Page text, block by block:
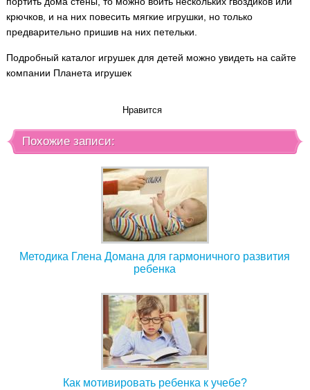
крючков, и на них повесить мягкие игрушки, но только
предварительно пришив на них петельки.
Подробный каталог игрушек для детей можно увидеть на сайте
компании Планета игрушек
Нравится
Похожие записи:
Методика Глена Домана для гармоничного развития
ребенка
Как мотивировать ребенка к учебе?